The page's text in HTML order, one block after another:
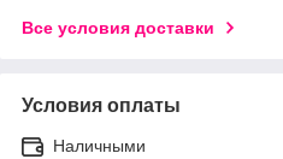
Все условия доставки
Условия оплаты
Наличными